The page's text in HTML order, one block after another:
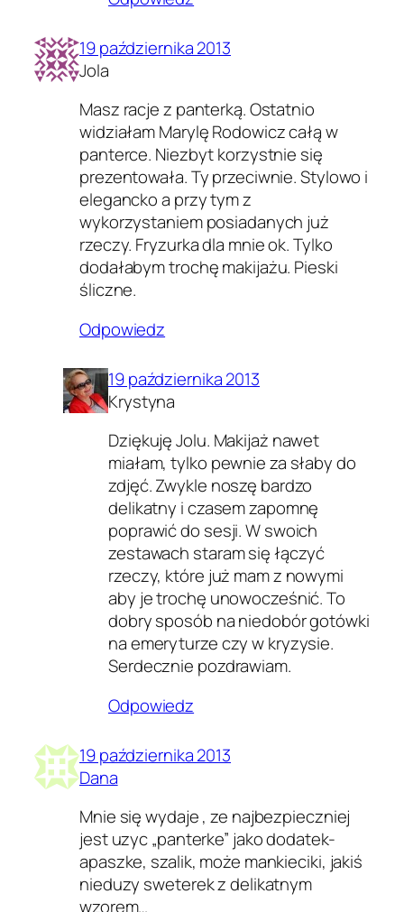
19 października 2013
Jola
Masz racje z panterką. Ostatnio
widziałam Marylę Rodowicz całą w
panterce. Niezbyt korzystnie się
prezentowała. Ty przeciwnie. Stylowo i
elegancko a przy tym z
wykorzystaniem posiadanych już
rzeczy. Fryzurka dla mnie ok. Tylko
dodałabym trochę makijażu. Pieski
śliczne.
Odpowiedz
19 października 2013
Krystyna
Dziękuję Jolu. Makijaż nawet
miałam, tylko pewnie za słaby do
zdjęć. Zwykle noszę bardzo
delikatny i czasem zapomnę
poprawić do sesji. W swoich
zestawach staram się łączyć
rzeczy, które już mam z nowymi
aby je trochę unowocześnić. To
dobry sposób na niedobór gotówki
na emeryturze czy w kryzysie.
Serdecznie pozdrawiam.
Odpowiedz
19 października 2013
Dana
Mnie się wydaje , ze najbezpieczniej
jest uzyc „panterke” jako dodatek-
apaszke, szalik, może mankieciki, jakiś
nieduzy sweterek z delikatnym
wzorem…